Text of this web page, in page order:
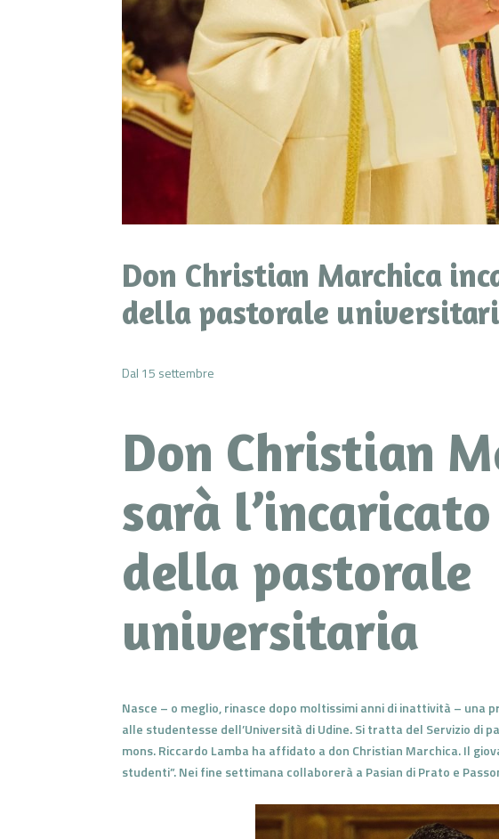
Don Christian Marchica
della pastorale
Dal 15 settembre
Don Christian
sarà
della pastorale
universitaria
Nasce – o meglio, rinasce dopo moltissimi anni di inattività – una
alle studentesse dell’Università di Udine. Si tratta del Servizio di
mons. Riccardo Lamba ha affidato a don Christian Marchica. Il
studenti”. Nei fine settimana collaborerà a Pasian di Prato e